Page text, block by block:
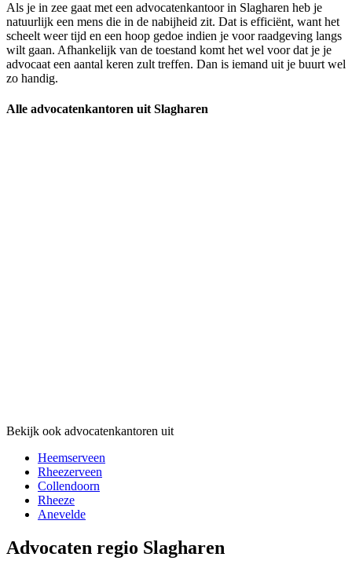
Als je in zee gaat met een advocatenkantoor in Slagharen heb je
natuurlijk een mens die in de nabijheid zit. Dat is efficiënt, want het
scheelt weer tijd en een hoop gedoe indien je voor raadgeving langs
wilt gaan. Afhankelijk van de toestand komt het wel voor dat je je
advocaat een aantal keren zult treffen. Dan is iemand uit je buurt wel
zo handig.
Alle advocatenkantoren uit Slagharen
Bekijk ook advocatenkantoren uit
Heemserveen
Rheezerveen
Collendoorn
Rheeze
Anevelde
Advocaten regio Slagharen